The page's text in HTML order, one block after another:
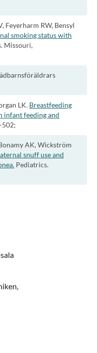
Feyerharm RW, Bensyl
smoking status with
Missouri,
LK. Breastfeeding
infant feeding and
502;
AK, Wickström
snuff use and
Pediatrics.